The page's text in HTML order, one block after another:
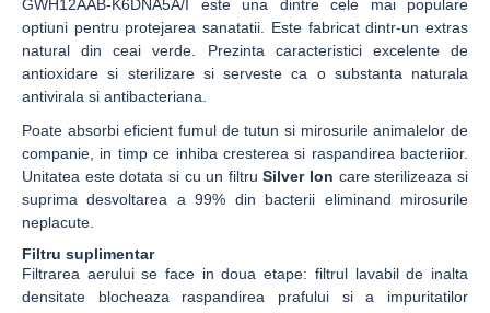
GWH12AAB-K6DNA5A/I este una dintre cele mai populare
optiuni pentru protejarea sanatatii. Este fabricat dintr-un extras
natural din ceai verde. Prezinta caracteristici excelente de
antioxidare si sterilizare si serveste ca o substanta naturala
antivirala si antibacteriana.
Poate absorbi eficient fumul de tutun si mirosurile animalelor de
companie, in timp ce inhiba cresterea si raspandirea bacteriior.
Unitatea este dotata si cu un filtru Silver Ion care sterilizeaza si
suprima desvoltarea a 99% din bacterii eliminand mirosurile
neplacute.
Filtru suplimentar
Filtrarea aerului se face in doua etape: filtrul lavabil de inalta
densitate blocheaza raspandirea prafului si a impuritatilor